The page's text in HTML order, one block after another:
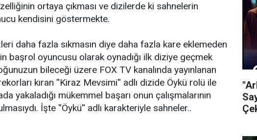
ortaya çıkması ve dizilerde ki sahnelerin
kendisini göstermekte.
daha fazla sıkmasın diye daha fazla kare eklemeden
başrol oyuncusu olarak oynadığı ilk diziye geçmek
bileceği üzere FOX TV kanalında yayınlanan
kıran ''Kiraz Mevsimi'' adlı dizide Öykü rolü ile
yakaladığı mükemmel başarı onun çalışmalarının
İşte ''Öykü'' adlı karakteriyle sahneler..